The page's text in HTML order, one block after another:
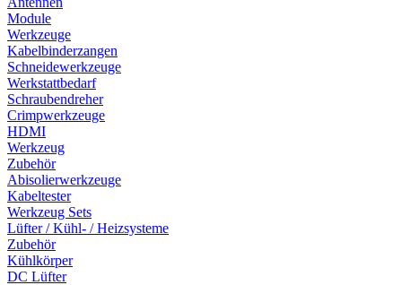
Module
Werkzeuge
Kabelbinderzangen
Schneidewerkzeuge
Werkstattbedarf
Schraubendreher
Crimpwerkzeuge
HDMI
Werkzeug
Zubehör
Abisolierwerkzeuge
Kabeltester
Werkzeug Sets
Lüfter / Kühl- / Heizsysteme
Zubehör
Kühlkörper
DC Lüfter